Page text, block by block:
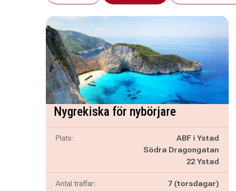
Nygrekiska för nybörjare
Plats:
ABF i Ystad
Södra Dragongatan
22 Ystad
Antal träffar: 7 (torsdagar)